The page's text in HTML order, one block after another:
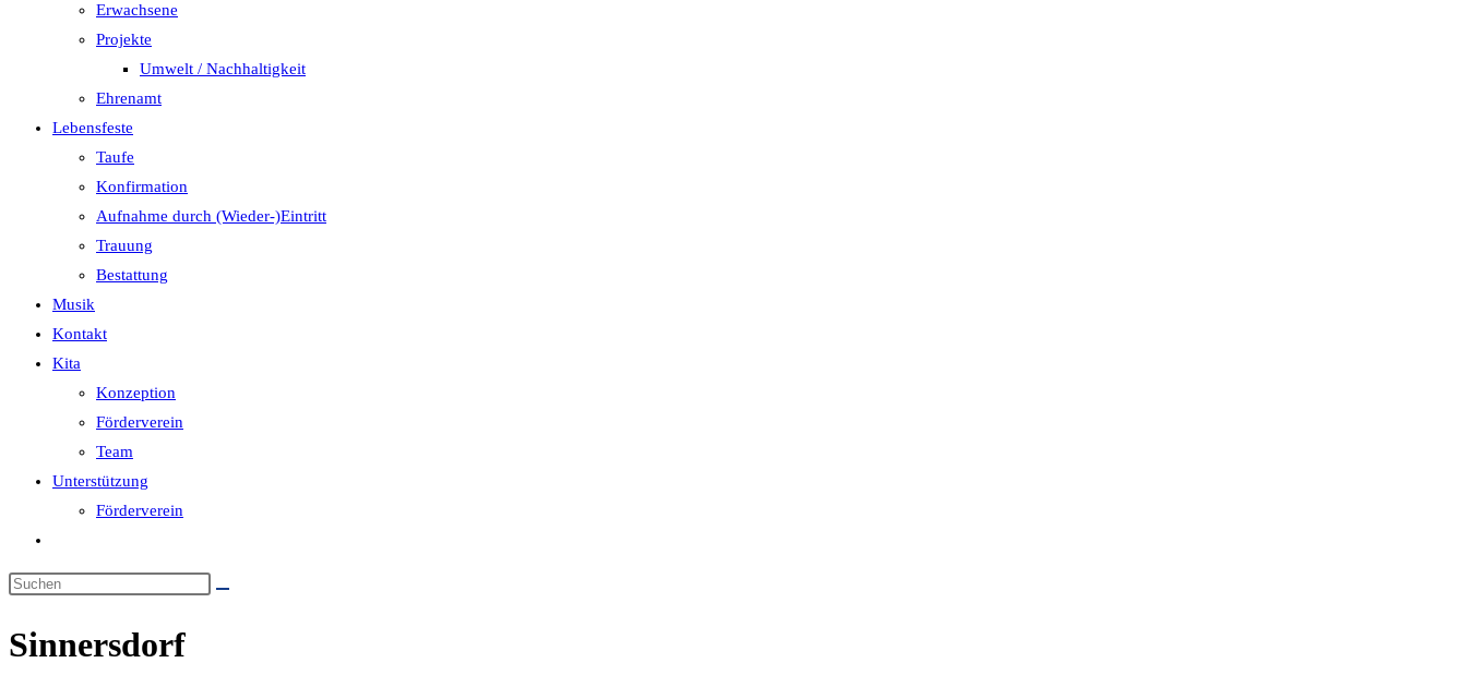
Erwachsene
Projekte
Umwelt / Nachhaltigkeit
Ehrenamt
Lebensfeste
Taufe
Konfirmation
Aufnahme durch (Wieder-)Eintritt
Trauung
Bestattung
Musik
Kontakt
Kita
Konzeption
Förderverein
Team
Unterstützung
Förderverein
umschalten
Sinnersdorf